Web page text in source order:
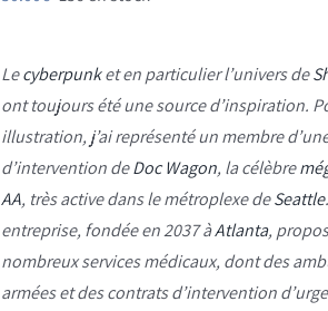
Lecyberpunket en particulier l’univers de
ont toujours été une source d’inspiration.
illustration, j’ai représenté un membre
d’intervention deDoc Wagon, la célèbre
AA, très active dans le métroplexe deSeattle
entreprise, fondée en 2037 àAtlanta,
nombreux services médicaux, dont des
armées et des contrats d’intervention